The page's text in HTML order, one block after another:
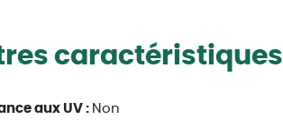
caractéristiques
aux UV : Non